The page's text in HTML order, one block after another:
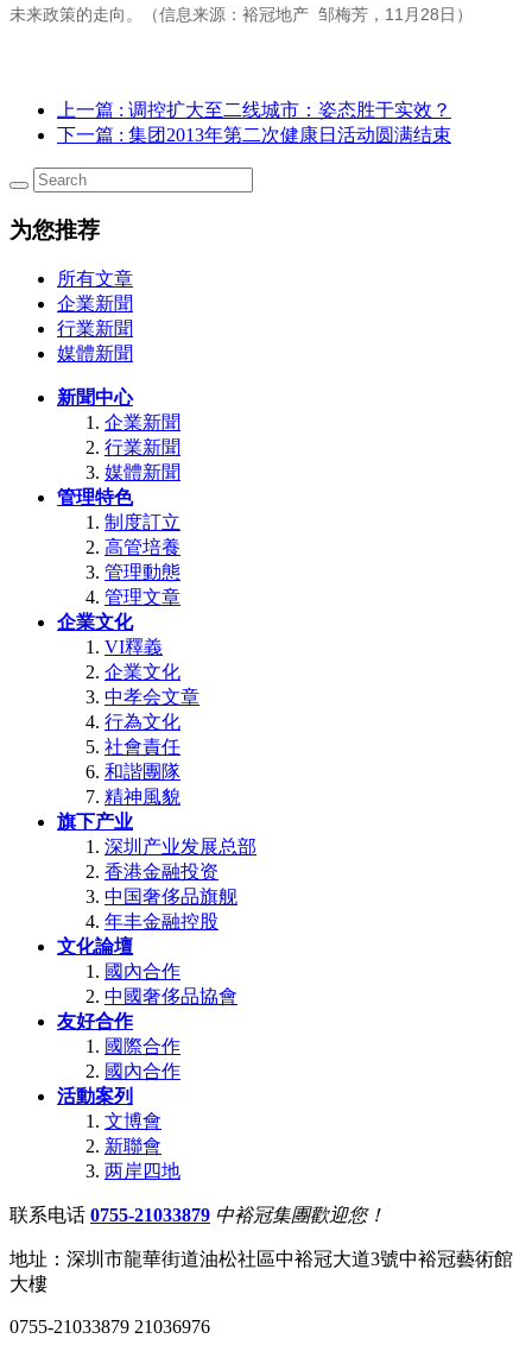
未来政策的走向。（信息来源：裕冠地产 邹梅芳，11月28日）
上一篇 : 调控扩大至二线城市：姿态胜于实效？
下一篇 : 集团2013年第二次健康日活动圆满结束
为您推荐
所有文章
企業新聞
行業新聞
媒體新聞
新聞中心
企業新聞
行業新聞
媒體新聞
管理特色
制度訂立
高管培養
管理動態
管理文章
企業文化
VI釋義
企業文化
中孝会文章
行為文化
社會責任
和諧團隊
精神風貌
旗下产业
深圳产业发展总部
香港金融投资
中国奢侈品旗舰
年丰金融控股
文化論壇
國內合作
中國奢侈品協會
友好合作
國際合作
國內合作
活動案列
文博會
新聯會
两岸四地
联系电话 0755-21033879 中裕冠集團歡迎您！
地址：深圳市龍華街道油松社區中裕冠大道3號中裕冠藝術館
大樓
0755-21033879 21036976